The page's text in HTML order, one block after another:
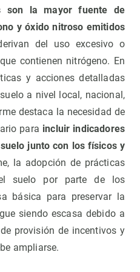
son la mayor fuente de
y óxido nitroso emitidos
del uso excesivo o
contienen nitrógeno. En
y acciones detalladas
a nivel local, nacional,
destaca la necesidad de
para incluir indicadores
junto con los físicos y
la adopción de prácticas
suelo por parte de los
básica para preservar la
siendo escasa debido a
provisión de incentivos y
ampliarse.